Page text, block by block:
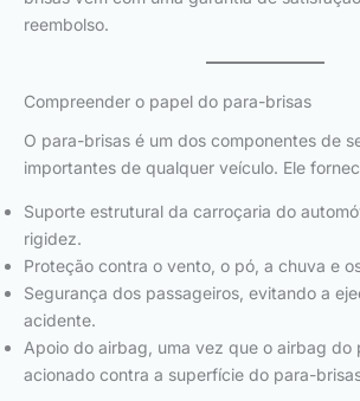
reembolso.
Compreender o papel do para-brisas
O para-brisas é um dos componentes de
importantes de qualquer veículo. Ele
Suporte estrutural da carroçaria do
rigidez.
Proteção contra o vento, o pó, a chuva e
Segurança dos passageiros, evitando a
acidente.
Apoio do airbag, uma vez que o airbag do
acionado contra a superfície do para-